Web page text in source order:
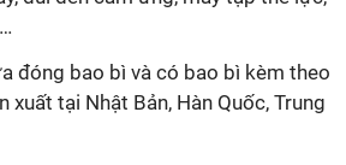
đóng bao bì và có bao bì kèm theo
xuất tại Nhật Bản, Hàn Quốc, Trung